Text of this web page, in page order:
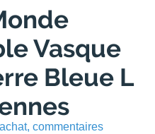
Vasque
Bleue L
commentaires